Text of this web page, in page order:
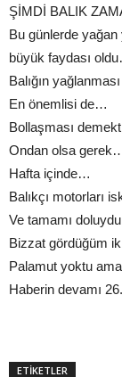
ŞİMDİ BALIK
Bu günlerde
büyük faydası
Balığın
En önemlisi de…
Bollaşması
Ondan olsa
Hafta içinde…
Balıkçı motorları
Ve tamamı
Bizzat gördüğüm
Palamut yoktu
Haberin devamı
ETİKETLER